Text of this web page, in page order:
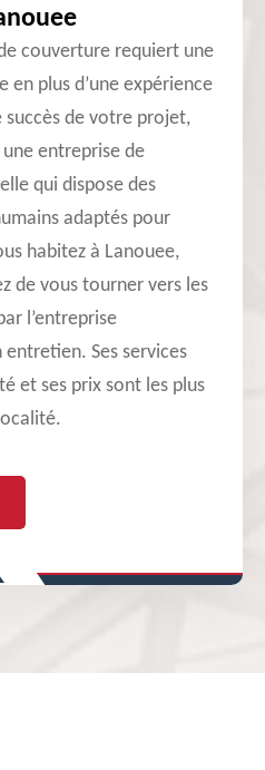
couverture requiert une
plus d’une expérience
succès de votre projet,
entreprise de
qui dispose des
adaptés pour
habitez à Lanouee,
de vous tourner vers les
l’entreprise
Ses services
et ses prix sont les plus